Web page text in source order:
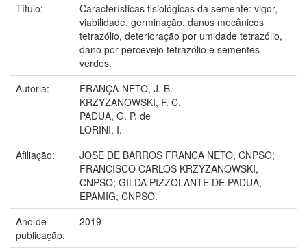
Título:
Características fisiológicas da semente: vigor,
viabilidade, germinação, danos mecânicos
tetrazólio, deterioração por umidade tetrazólio,
dano por percevejo tetrazólio e sementes
verdes.
Autoria:
FRANÇA-NETO, J. B.
KRZYZANOWSKI, F. C.
PADUA, G. P. de
LORINI, I.
Afiliação:
JOSE DE BARROS FRANCA NETO, CNPSO;
FRANCISCO CARLOS KRZYZANOWSKI,
CNPSO; GILDA PIZZOLANTE DE PADUA,
EPAMIG; CNPSO.
Ano de
publicação:
2019